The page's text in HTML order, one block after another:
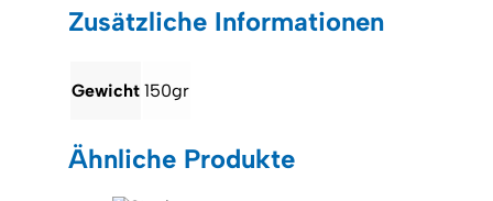
Zusätzliche Informationen
Gewicht 150gr
Ähnliche Produkte